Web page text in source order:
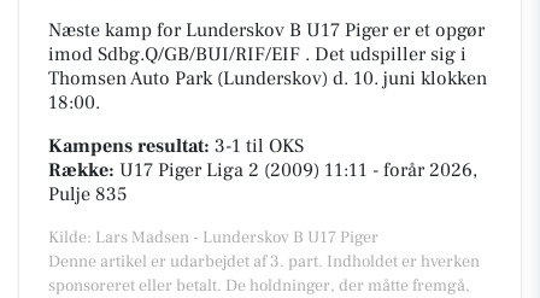
Næste kamp for Lunderskov B U17 Piger er et opgør
imod Sdbg.Q/GB/BUI/RIF/EIF . Det udspiller sig i
Thomsen Auto Park (Lunderskov) d. 10. juni klokken
18:00.
Kampens resultat: 3-1 til OKS
Række: U17 Piger Liga 2 (2009) 11:11 - forår 2026,
Pulje 835
Kilde: Lars Madsen - Lunderskov B U17 Piger
Denne artikel er udarbejdet af 3. part. Indholdet er hverken
sponsoreret eller betalt. De holdninger, der måtte fremgå,